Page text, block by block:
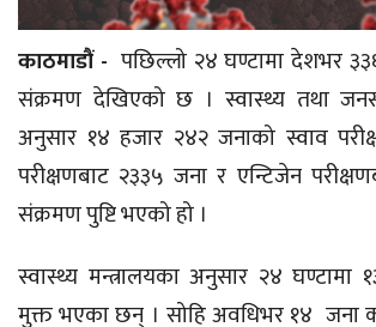
काठमाडौं - पछिल्लो २४ घण्टामा देशभर
संक्रमण देखिएको छ । स्वास्थ्य तथा
अनुसार १४ हजार २४२ जनाको स्वाव
परीक्षणबाट २३३५ जना र एन्टिजेन
संक्रमण पुष्टि भएको हो ।
स्वास्थ्य मन्त्रालयका अनुसार २४ घण्टामा
मुक्त भएका छन् । सोहि अवधिभर १४ जना